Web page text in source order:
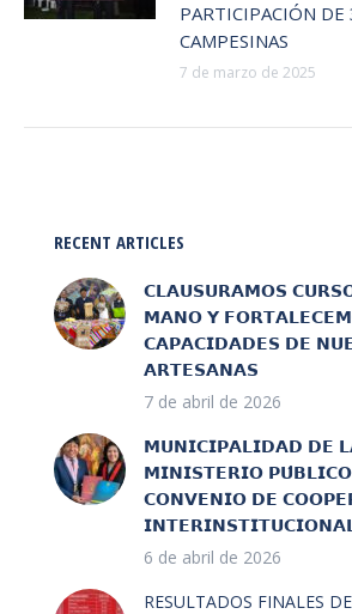
PARTICIPACIÓN
CAMPESINAS
7 de marzo de 2025
RECENT ARTICLES
𝗖𝗟𝗔𝗨𝗦𝗨𝗥𝗔𝗠𝗢𝗦
𝗠𝗔𝗡𝗢 𝗬
𝗖𝗔𝗣𝗔𝗖𝗜𝗗𝗔𝗗𝗘𝗦 𝗗𝗘
𝗔𝗥𝗧𝗘𝗦𝗔𝗡𝗔𝗦
7 de abril de 2026
𝗠𝗨𝗡𝗜𝗖𝗜𝗣𝗔𝗟𝗜𝗗𝗔𝗗 𝗗𝗘
𝗠𝗜𝗡𝗜𝗦𝗧𝗘𝗥𝗜𝗢
𝗖𝗢𝗡𝗩𝗘𝗡𝗜𝗢 𝗗𝗘
6 de abril de 2026
RESULTADOS FINALES